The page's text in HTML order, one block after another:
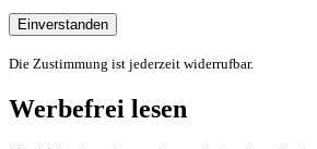
Einverstanden
Die Zustimmung ist jederzeit widerrufbar.
Werbefrei lesen